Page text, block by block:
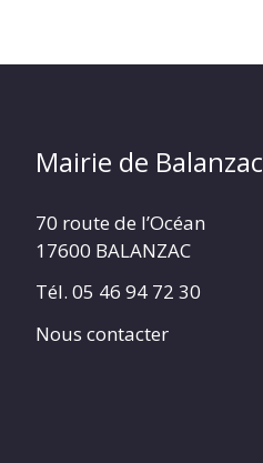
Mairie de Balanzac
70 route de l’Océan
17600 BALANZAC
Tél. 05 46 94 72 30
Nous contacter